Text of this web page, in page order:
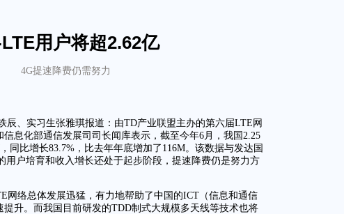
用户将超2.62亿
4G提速降费仍需努力
辰、实习生张雅琪报道：由TD产业联盟主办的第六届LTE网
息化部通信发展司司长闻库表示，截至今年6月，我国2.25
同比增长83.7%，比去年年底增加了116M。该数据与发达国
用户培育和收入增长还处于起步阶段，提速降费仍是努力方
网络总体发展迅猛，有力地帮助了中国的ICT（信息和通信
升。而我国目前研发的TDD制式大规模多天线等技术也将